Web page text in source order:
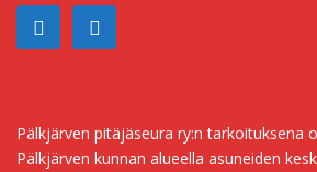
Pälkjärven pitäjäseura ry:n tarkoituksena
Pälkjärven kunnan alueella asuneiden